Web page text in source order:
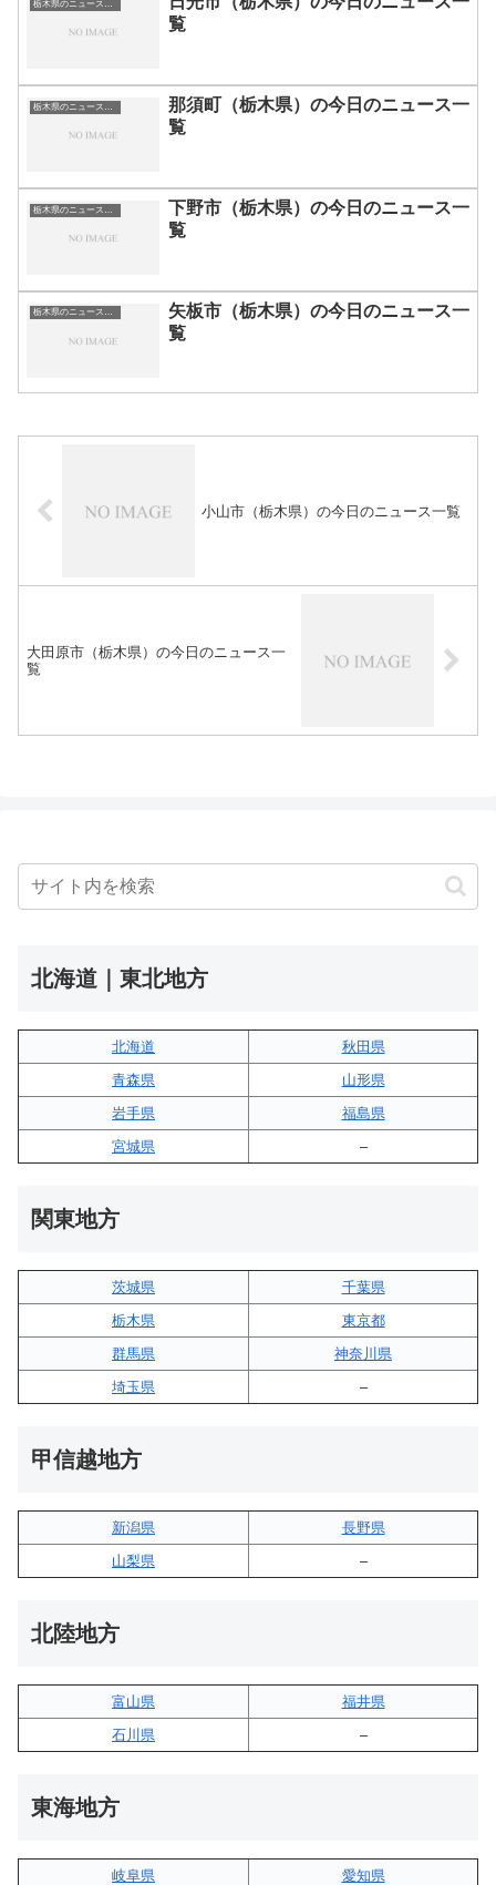
覧
那須町（栃木県）の今日のニュース一
覧
下野市（栃木県）の今日のニュース一
覧
栃木県のニュース一覧
矢板市（栃木県）の今日のニュース一
覧
小山市（栃木県）の今日のニュース一覧
大田原市（栃木県）の今日のニュース一
覧
北海道｜東北地方
北海道
秋田県
青森県
山形県
岩手県
福島県
宮城県
–
関東地方
茨城県
千葉県
栃木県
東京都
群馬県
神奈川県
埼玉県
–
甲信越地方
新潟県
長野県
山梨県
–
北陸地方
富山県
福井県
石川県
–
東海地方
岐阜県
愛知県